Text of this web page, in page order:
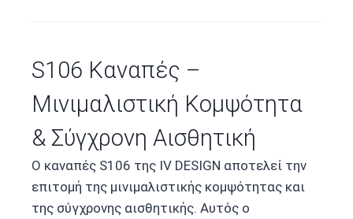
S106 Καναπές –
Μινιμαλιστική Κομψότητα
& Σύγχρονη Αισθητική
Ο καναπές S106 της IV DESIGN αποτελεί την
επιτομή της μινιμαλιστικής κομψότητας και
της σύγχρονης αισθητικής. Αυτός ο